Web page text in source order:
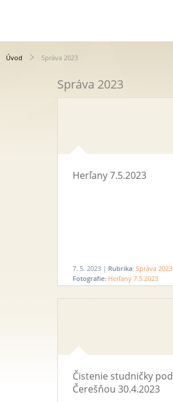
Úvod Správa 2023
Správa 2023
Herľany 7.5.2023
7. 5. 2023 | Rubrika: Správa 2023
Fotografie: Herľany 7.5.2023
Čistenie studničky pod
Čerešňou 30.4.2023